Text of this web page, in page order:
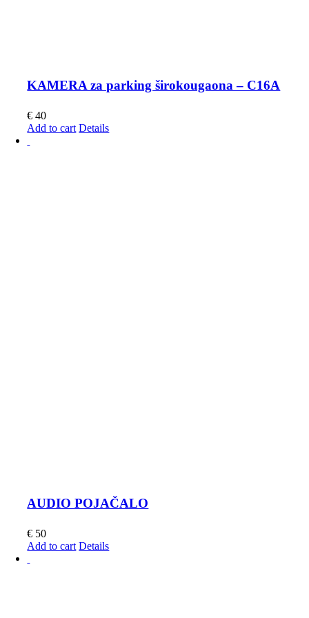
KAMERA za parking širokougaona – C16A
€ 40
Add to cart Details
AUDIO POJAČALO
€ 50
Add to cart Details